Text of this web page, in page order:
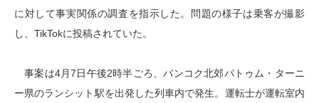
に対して事実関係の調査を指示した。問題の様子は乗客が撮影
し、TikTokに投稿されていた。
事案は4月7日午後2時半ごろ、バンコク北郊パトゥム・ターニ
ー県のランシット駅を出発した列車内で発生。運転士が運転室内